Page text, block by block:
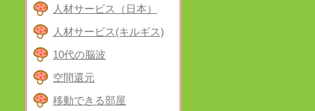
人材サービス（日本）
人材サービス(キルギス)
10代の脳波
空間還元
移動できる部屋